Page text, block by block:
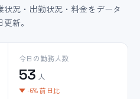
況・出勤状況・料金をデータ
新。
今日の勤務人数
53 人
▼ -6% 前日比